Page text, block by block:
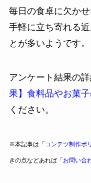
毎日の食卓に欠か
手軽に立ち寄れる
とが多いようです。
アンケート結果の詳
果】食料品やお菓
ください。
※本記事は「 コンテツ制作ポ
きの点などあれば「 お問い合